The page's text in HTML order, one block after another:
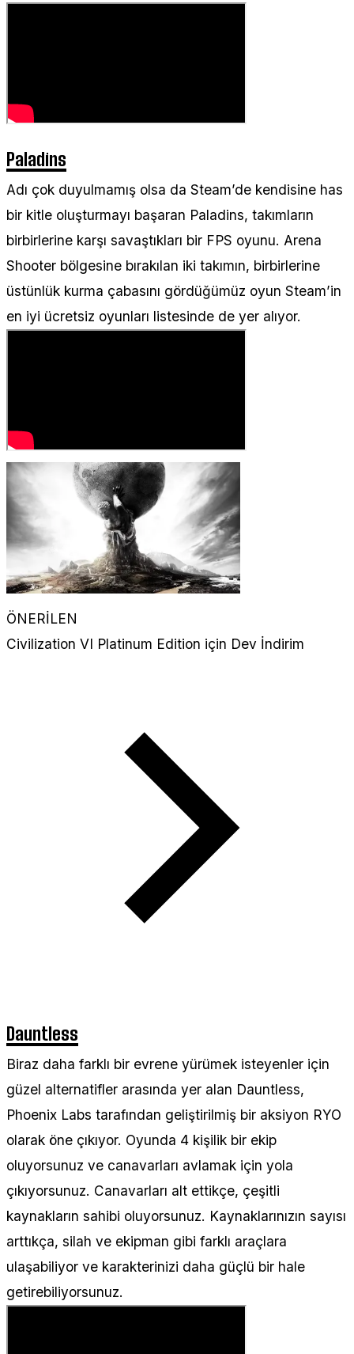
Paladins
Adı çok duyulmamış olsa da Steam’de kendisine has
bir kitle oluşturmayı başaran Paladins, takımların
birbirlerine karşı savaştıkları bir FPS oyunu. Arena
Shooter bölgesine bırakılan iki takımın, birbirlerine
üstünlük kurma çabasını gördüğümüz oyun Steam’in
en iyi ücretsiz oyunları listesinde de yer alıyor.
ÖNERİLEN
Civilization VI Platinum Edition için Dev İndirim
Dauntless
Biraz daha farklı bir evrene yürümek isteyenler için
güzel alternatifler arasında yer alan Dauntless,
Phoenix Labs tarafından geliştirilmiş bir aksiyon RYO
olarak öne çıkıyor. Oyunda 4 kişilik bir ekip
oluyorsunuz ve canavarları avlamak için yola
çıkıyorsunuz. Canavarları alt ettikçe, çeşitli
kaynakların sahibi oluyorsunuz. Kaynaklarınızın sayısı
arttıkça, silah ve ekipman gibi farklı araçlara
ulaşabiliyor ve karakterinizi daha güçlü bir hale
getirebiliyorsunuz.